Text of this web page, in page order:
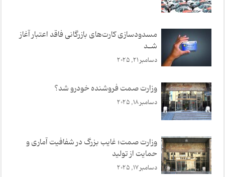
مسدودسازی کارت‌های بازرگانی فاقد اعتبار آغاز
شـد
دسامبر 21, 2025
وزارت صمت فروشنده خودرو شد؟
دسامبر 18, 2025
وزارت صمت؛ غایب بزرگ در شفافیت آماری و
حمایت از تولید
دسامبر 17, 2025